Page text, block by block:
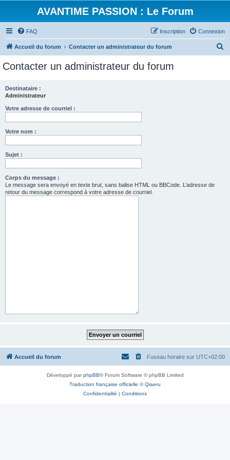
AVANTIME PASSION : Le Forum
FAQ Connexion
Inscription
Accueil du forum Contacter un administrateur du forum
Contacter un administrateur du forum
Destinataire :
Administrateur
Votre adresse de courriel :
Votre nom :
Sujet :
Corps du message :
Le message sera envoyé en texte brut, sans balise HTML ou BBCode. L’adresse de
retour du message correspond à votre adresse de courriel.
Accueil du forum Fuseau horaire sur UTC+02:00
Développé parphpBB® Forum Software © phpBB Limited
Traduction française officielle ©Qiaeru
Confidentialité | Conditions